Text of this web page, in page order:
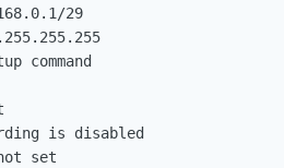
29
command
is disabled
set